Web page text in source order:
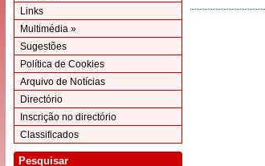
Links
Multimédia »
Sugestões
Política de Cookies
Arquivo de Notícias
Directório
Inscrição no directório
Classificados
Pesquisar